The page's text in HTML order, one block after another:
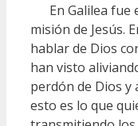
En Galilea fue
misión de Jesús.
hablar de Dios
han visto
perdón de Dios y
esto es lo que